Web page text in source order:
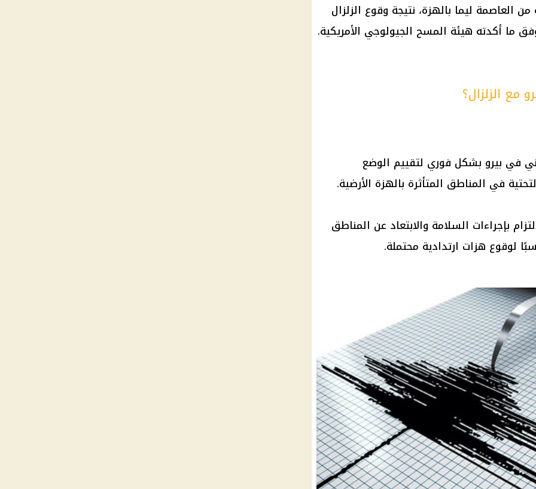
العاصمة ليما بالهزة، نتيجة وقوع الزلزال
ما أكدته هيئة المسح الجيولوجي الأمريكية.
الزلزال؟
في بيرو بشكل فوري لتقييم الوضع
في المناطق المتأثرة بالهزة الأرضية.
بإجراءات السلامة والابتعاد عن المناطق
لوقوع هزات ارتدادية محتملة.